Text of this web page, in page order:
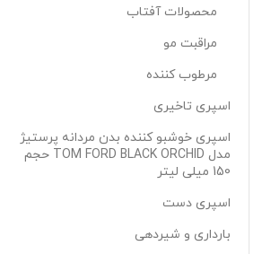
محصولات آفتاب
مراقبت مو
مرطوب کننده
اسپری تاخیری
اسپری خوشبو کننده بدن مردانه پرستیژ
مدل TOM FORD BLACK ORCHID حجم
150 میلی لیتر
اسپری دست
بارداری و شیردهی